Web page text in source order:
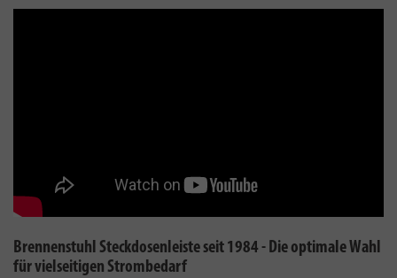
Brennenstuhl Steckdosenleiste seit 1984 - Die optimale Wahl
für vielseitigen Strombedarf